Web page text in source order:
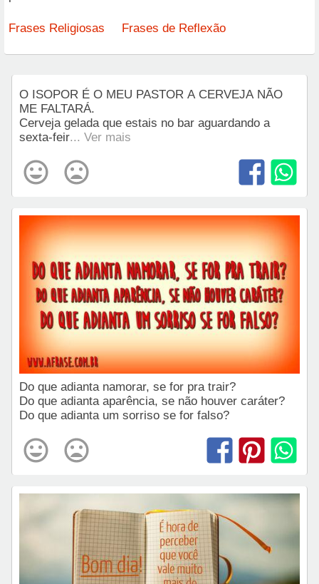
Frases Religiosas Frases de Reflexão
O ISOPOR É O MEU PASTOR A CERVEJA NÃO
ME FALTARÁ.
Cerveja gelada que estais no bar aguardando a
sexta-feir... Ver mais
Do que adianta namorar, se for pra trair?
Do que adianta aparência, se não houver caráter?
Do que adianta um sorriso se for falso?